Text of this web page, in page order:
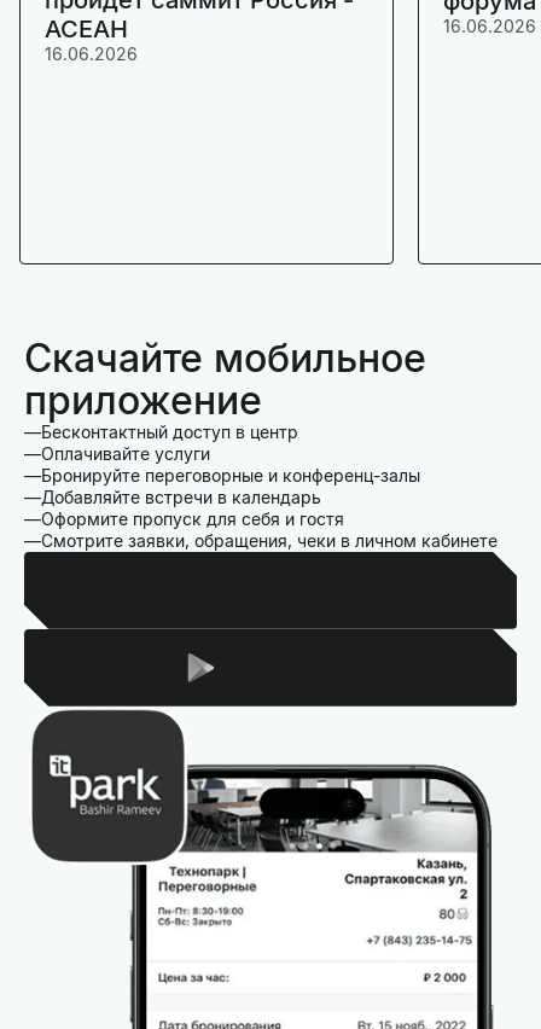
АСЕАН
16.06.2026
16.06.2026
Скачайте мобильное
приложение
Бесконтактный доступ в центр
Оплачивайте услуги
Бронируйте переговорные и конференц-залы
Добавляйте встречи в календарь
Оформите пропуск для себя и гостя
Смотрите заявки, обращения, чеки в личном кабинете